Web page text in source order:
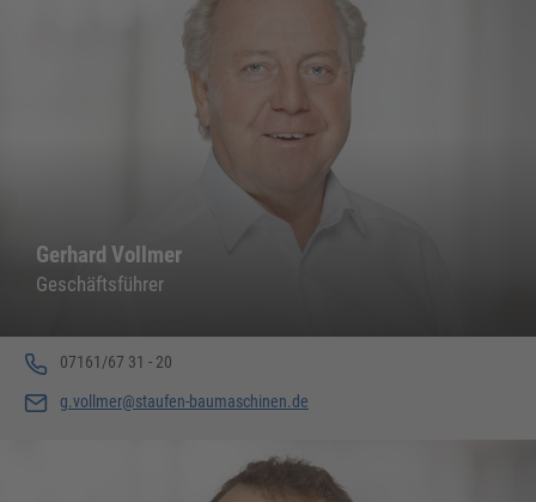
Gerhard Vollmer
Geschäftsführer
07161/67 31 - 20
g.vollmer@staufen-baumaschinen.de